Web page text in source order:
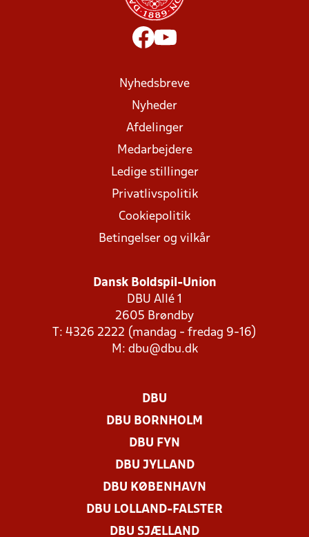
Nyhedsbreve
Nyheder
Afdelinger
Medarbejdere
Ledige stillinger
Privatlivspolitik
Cookiepolitik
Betingelser og vilkår
Dansk Boldspil-Union
DBU Allé 1
2605 Brøndby
T: 4326 2222 (mandag - fredag 9-16)
M: dbu@dbu.dk
DBU
DBU BORNHOLM
DBU FYN
DBU JYLLAND
DBU KØBENHAVN
DBU LOLLAND-FALSTER
DBU SJÆLLAND